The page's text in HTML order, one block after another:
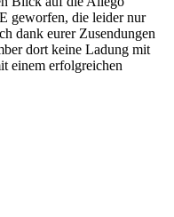
geworfen, die leider nur
dank eurer Zusendungen
dort keine Ladung mit
einem erfolgreichen